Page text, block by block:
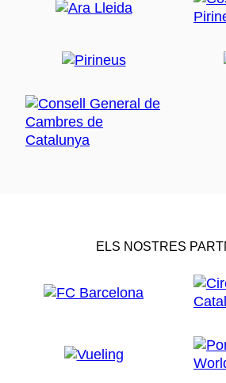
ELS NOSTRES